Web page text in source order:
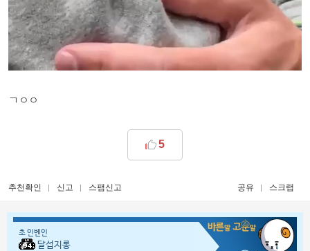
ㄱㅇㅇ
5
추천확인 신고 스팸신고 공유 스크랩
초 인벤인
달섭지롱